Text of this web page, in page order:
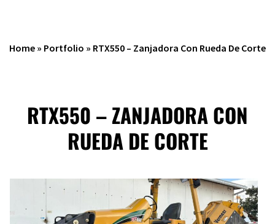
Home » Portfolio » RTX550 – Zanjadora Con Rueda De Corte
RTX550 – ZANJADORA CON
RUEDA DE CORTE